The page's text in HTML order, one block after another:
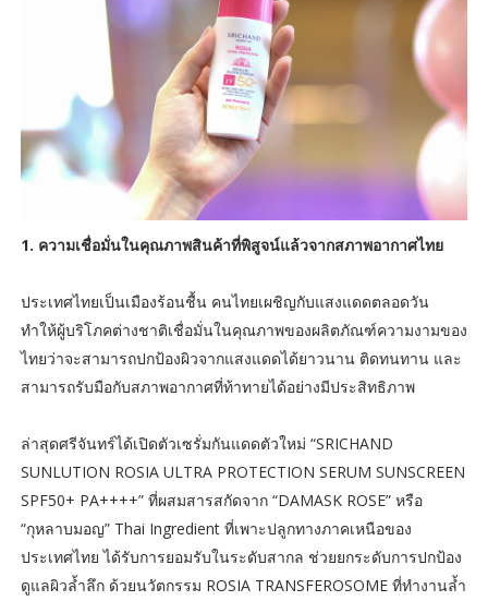
1. ความเชื่อมั่นในคุณภาพสินค้าที่พิสูจน์แล้วจากสภาพอากาศไทย
ประเทศไทยเป็นเมืองร้อนชื้น คนไทยเผชิญกับแสงแดดตลอดวัน
ทำให้ผู้บริโภคต่างชาติเชื่อมั่นในคุณภาพของผลิตภัณฑ์ความงามของ
ไทยว่าจะสามารถปกป้องผิวจากแสงแดดได้ยาวนาน ติดทนทาน และ
สามารถรับมือกับสภาพอากาศที่ท้าทายได้อย่างมีประสิทธิภาพ
ล่าสุดศรีจันทร์ได้เปิดตัวเซรั่มกันแดดตัวใหม่ “SRICHAND
SUNLUTION ROSIA ULTRA PROTECTION SERUM SUNSCREEN
SPF50+ PA++++” ที่ผสมสารสกัดจาก “DAMASK ROSE” หรือ
“กุหลาบมอญ” Thai Ingredient ที่เพาะปลูกทางภาคเหนือของ
ประเทศไทย ได้รับการยอมรับในระดับสากล ช่วยยกระดับการปกป้อง
ดูแลผิวล้ำลึก ด้วยนวัตกรรม ROSIA TRANSFEROSOME ที่ทำงานล้ำ